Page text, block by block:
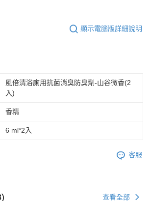
顯示電腦版詳細說明
風倍清浴廁用抗菌消臭防臭劑-山谷微香(2
入)
香精
6 ml*2入
客服
查看全部